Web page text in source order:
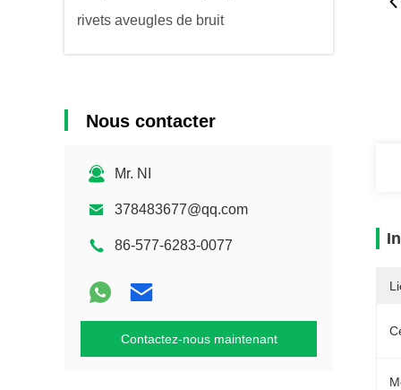
rivets aveugles de bruit
Nous contacter
Mr. NI
378483677@qq.com
86-577-6283-0077
Contactez-nous maintenant